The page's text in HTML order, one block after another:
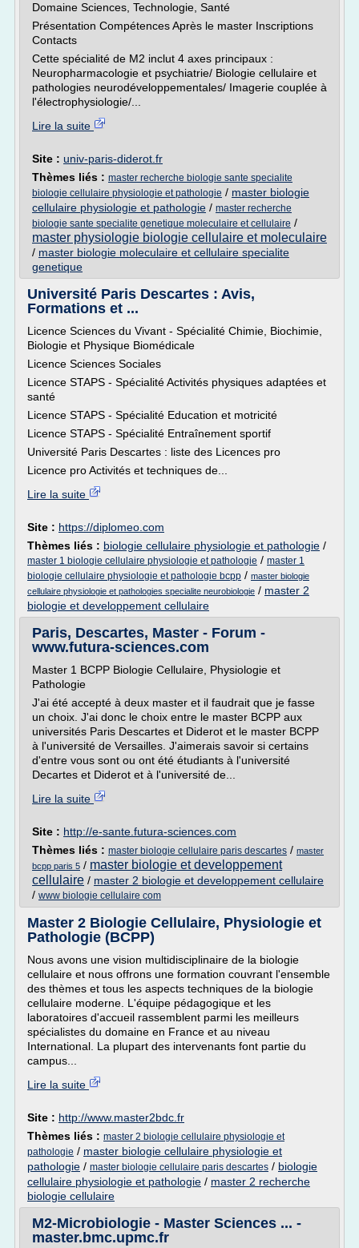
Domaine Sciences, Technologie, Santé
Présentation Compétences Après le master Inscriptions
Contacts
Cette spécialité de M2 inclut 4 axes principaux :
Neuropharmacologie et psychiatrie/ Biologie cellulaire et
pathologies neurodéveloppementales/ Imagerie couplée à
l'électrophysiologie/...
Lire la suite
Site : univ-paris-diderot.fr
Thèmes liés : master recherche biologie sante specialite
biologie cellulaire physiologie et pathologie / master biologie
cellulaire physiologie et pathologie / master recherche
biologie sante specialite genetique moleculaire et cellulaire /
master physiologie biologie cellulaire et moleculaire
/ master biologie moleculaire et cellulaire specialite
genetique
Université Paris Descartes : Avis,
Formations et ...
Licence Sciences du Vivant - Spécialité Chimie, Biochimie,
Biologie et Physique Biomédicale
Licence Sciences Sociales
Licence STAPS - Spécialité Activités physiques adaptées et
santé
Licence STAPS - Spécialité Education et motricité
Licence STAPS - Spécialité Entraînement sportif
Université Paris Descartes : liste des Licences pro
Licence pro Activités et techniques de...
Lire la suite
Site : https://diplomeo.com
Thèmes liés : biologie cellulaire physiologie et pathologie /
master 1 biologie cellulaire physiologie et pathologie / master 1
biologie cellulaire physiologie et pathologie bcpp / master biologie
cellulaire physiologie et pathologies specialite neurobiologie / master 2
biologie et developpement cellulaire
Paris, Descartes, Master - Forum -
www.futura-sciences.com
Master 1 BCPP Biologie Cellulaire, Physiologie et
Pathologie
J'ai été accepté à deux master et il faudrait que je fasse
un choix. J'ai donc le choix entre le master BCPP aux
universités Paris Descartes et Diderot et le master BCPP
à l'université de Versailles. J'aimerais savoir si certains
d'entre vous sont ou ont été étudiants à l'université
Decartes et Diderot et à l'université de...
Lire la suite
Site : http://e-sante.futura-sciences.com
Thèmes liés : master biologie cellulaire paris descartes / master
bcpp paris 5 / master biologie et developpement
cellulaire / master 2 biologie et developpement cellulaire
/ www biologie cellulaire com
Master 2 Biologie Cellulaire, Physiologie et
Pathologie (BCPP)
Nous avons une vision multidisciplinaire de la biologie
cellulaire et nous offrons une formation couvrant l'ensemble
des thèmes et tous les aspects techniques de la biologie
cellulaire moderne. L'équipe pédagogique et les
laboratoires d'accueil rassemblent parmi les meilleurs
spécialistes du domaine en France et au niveau
International. La plupart des intervenants font partie du
campus...
Lire la suite
Site : http://www.master2bdc.fr
Thèmes liés : master 2 biologie cellulaire physiologie et
pathologie / master biologie cellulaire physiologie et
pathologie / master biologie cellulaire paris descartes / biologie
cellulaire physiologie et pathologie / master 2 recherche
biologie cellulaire
M2-Microbiologie - Master Sciences ... -
master.bmc.upmc.fr